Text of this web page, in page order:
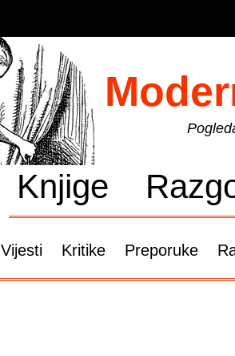
Knjige
Vijesti Kritike Preporuke